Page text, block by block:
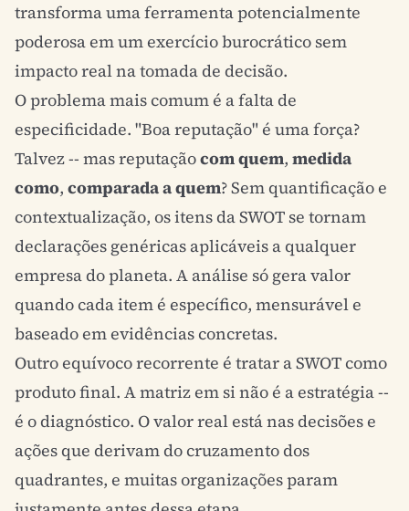
transforma uma ferramenta potencialmente
poderosa em um exercício burocrático sem
impacto real na tomada de decisão.
O problema mais comum é a falta de
especificidade. "Boa reputação" é uma força?
Talvez -- mas reputaçãocom quem, medida
como, comparada a quem? Sem quantificação e
contextualização, os itens da SWOT se tornam
declarações genéricas aplicáveis a qualquer
empresa do planeta. A análise só gera valor
quando cada item é específico, mensurável e
baseado em evidências concretas.
Outro equívoco recorrente é tratar a SWOT como
produto final. A matriz em si não é a estratégia --
é o diagnóstico. O valor real está nas decisões e
ações que derivam do cruzamento dos
quadrantes, e muitas organizações param